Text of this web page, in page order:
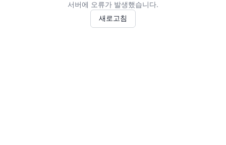
서버에 오류가 발생했습니다.
새로고침